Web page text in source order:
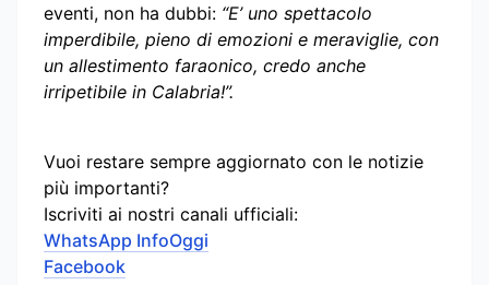
eventi, non ha dubbi: “E’ uno spettacolo
imperdibile, pieno di emozioni e meraviglie, con
un allestimento faraonico, credo anche
irripetibile in Calabria!”.
Vuoi restare sempre aggiornato con le notizie
più importanti?
Iscriviti ai nostri canali ufficiali:
WhatsApp InfoOggi
Facebook